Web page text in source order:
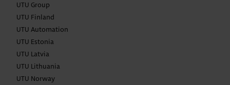
UTU Group
UTU Finland
UTU Automation
UTU Estonia
UTU Latvia
UTU Lithuania
UTU Norway